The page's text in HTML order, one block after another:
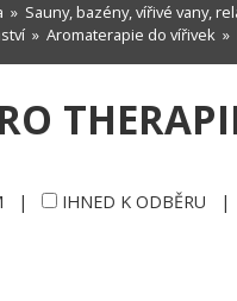
» Sauny, bazény, vířivé vany,
» Aromaterapie do vířivek »
| IHNED K ODBĚRU |